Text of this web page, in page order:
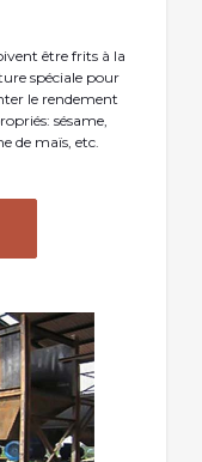
être frits à la
spéciale pour
le rendement
sésame,
de maïs, etc.